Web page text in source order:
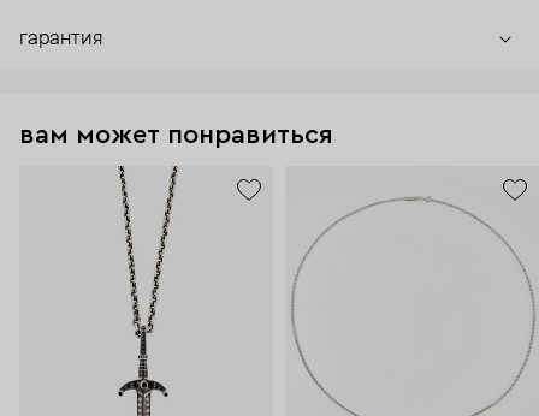
гарантия
вам может понравиться